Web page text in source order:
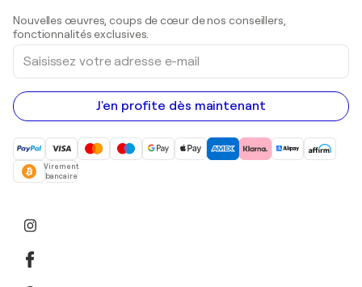
Peintures acryliques
Nouvelles œuvres, coups de cœur de nos conseillers,
fonctionnalités exclusives.
Saisissez
votre
adresse
e-
mail
J'en profite dès maintenant
Virement
bancaire